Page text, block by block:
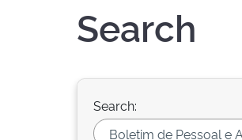
Search
Search: